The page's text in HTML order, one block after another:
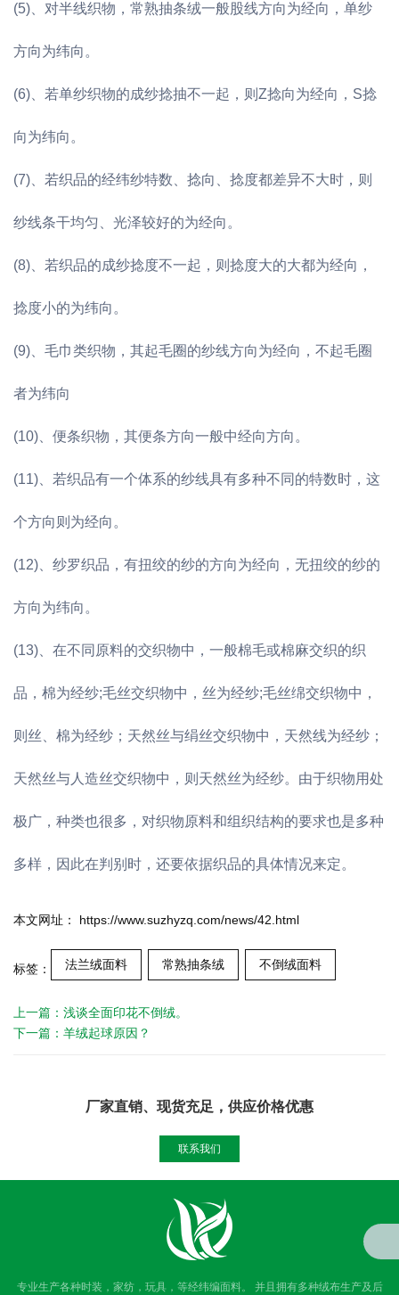
(5)、对半线织物，常熟抽条绒一般股线方向为经向，单纱
方向为纬向。
(6)、若单纱织物的成纱捻抽不一起，则Z捻向为经向，S捻
向为纬向。
(7)、若织品的经纬纱特数、捻向、捻度都差异不大时，则
纱线条干均匀、光泽较好的为经向。
(8)、若织品的成纱捻度不一起，则捻度大的大都为经向，
捻度小的为纬向。
(9)、毛巾类织物，其起毛圈的纱线方向为经向，不起毛圈
者为纬向
(10)、便条织物，其便条方向一般中经向方向。
(11)、若织品有一个体系的纱线具有多种不同的特数时，这
个方向则为经向。
(12)、纱罗织品，有扭绞的纱的方向为经向，无扭绞的纱的
方向为纬向。
(13)、在不同原料的交织物中，一般棉毛或棉麻交织的织
品，棉为经纱;毛丝交织物中，丝为经纱;毛丝绵交织物中，
则丝、棉为经纱；天然丝与绢丝交织物中，天然线为经纱；
天然丝与人造丝交织物中，则天然丝为经纱。由于织物用处
极广，种类也很多，对织物原料和组织结构的要求也是多种
多样，因此在判别时，还要依据织品的具体情况来定。
本文网址： https://www.suzhyzq.com/news/42.html
标签： 法兰绒面料 常熟抽条绒 不倒绒面料
上一篇： 浅谈全面印花不倒绒。
下一篇： 羊绒起球原因？
厂家直销、现货充足，供应价格优惠
联系我们
专业生产各种时装，家纺，玩具，等经纬编面料。 并且拥有多种绒布生产及后